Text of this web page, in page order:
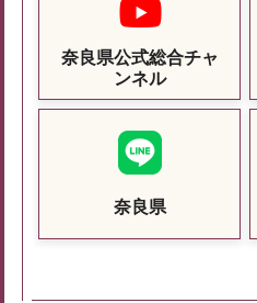
奈良県公式総合チャ
ンネル
奈良県